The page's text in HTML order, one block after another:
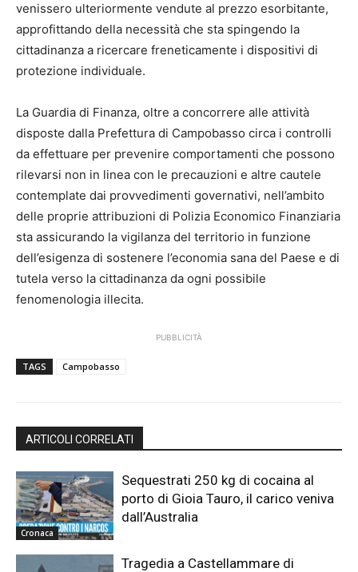
venissero ulteriormente vendute al prezzo esorbitante,
approfittando della necessità che sta spingendo la
cittadinanza a ricercare freneticamente i dispositivi di
protezione individuale.
La Guardia di Finanza, oltre a concorrere alle attività
disposte dalla Prefettura di Campobasso circa i controlli
da effettuare per prevenire comportamenti che possono
rilevarsi non in linea con le precauzioni e altre cautele
contemplate dai provvedimenti governativi, nell’ambito
delle proprie attribuzioni di Polizia Economico Finanziaria
sta assicurando la vigilanza del territorio in funzione
dell’esigenza di sostenere l’economia sana del Paese e di
tutela verso la cittadinanza da ogni possibile
fenomenologia illecita.
PUBBLICITÀ
TAGS Campobasso
ARTICOLI CORRELATI
Cronaca
Sequestrati 250 kg di cocaina al
porto di Gioia Tauro, il carico veniva
dall’Australia
Tragedia a Castellammare di